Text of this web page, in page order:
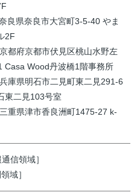
良県奈良市大宮町3-5-40 やま
2F
都府京都市伏見区桃山水野左
Casa Wood丹波橋1階事務所
庫県明石市二見町東二見291-6
東二見103号室
重県津市香良洲町1475-27 k-
信領域］
域］